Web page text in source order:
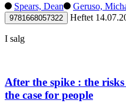
Spears, Dean Geruso,
9781668057322 Heftet
I salg
After the spike : the
the case for people